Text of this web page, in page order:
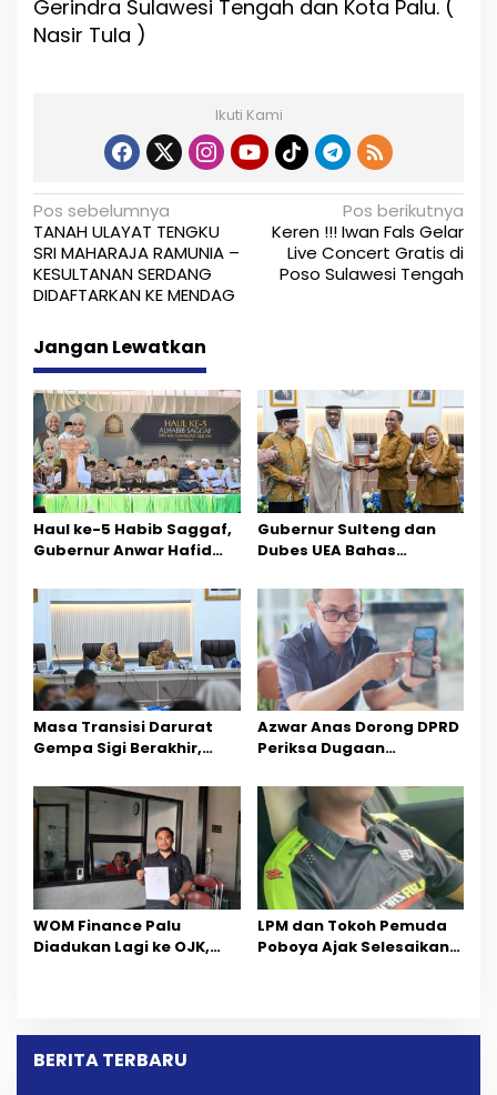
Gerindra Sulawesi Tengah dan Kota Palu. (
Nasir Tula )
Ikuti Kami
N
a
v
g
a
s
i
p
o
s
Pos sebelumnya
TANAH ULAYAT TENGKU
SRI MAHARAJA RAMUNIA –
KESULTANAN SERDANG
DIDAFTARKAN KE MENDAG
Pos berikutnya
Keren !!! Iwan Fals Gelar
Live Concert Gratis di
Poso Sulawesi Tengah
Jangan Lewatkan
Haul ke-5 Habib Saggaf,
Gubernur Anwar Hafid
Ilmu dan Pendidikan
Gubernur Sulteng dan
Dubes UEA Bahas
Sektor Jadi Prioritas
Masa Transisi Darurat
Gempa Sigi Berakhir,
Percepatan Pemulihan
Azwar Anas Dorong DPRD
Periksa Dugaan
Wilayah Tambang PT
CPM
‎WOM Finance Palu
Diadukan Lagi ke OJK,
Dipersoalkan ‎
LPM dan Tokoh Pemuda
Poboya Ajak Selesaikan
BERITA TERBARU